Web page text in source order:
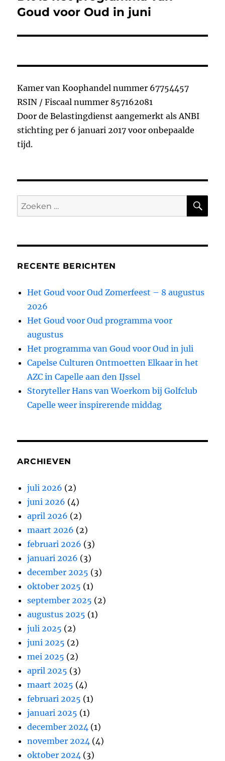
bericht:
Goud voor Oud in juni
Kamer van Koophandel nummer 67754457
RSIN / Fiscaal nummer 857162081
Door de Belastingdienst aangemerkt als ANBI
stichting per 6 januari 2017 voor onbepaalde
tijd.
Zoeken
naar:
RECENTE BERICHTEN
Het Goud voor Oud Zomerfeest – 8 augustus
2026
Het Goud voor Oud programma voor
augustus
Het programma van Goud voor Oud in juli
Capelse Culturen Ontmoetten Elkaar in het
AZC in Capelle aan den IJssel
Storyteller Hans van Woerkom bij Golfclub
Capelle weer inspirerende middag
ARCHIEVEN
juli 2026 (2)
juni 2026 (4)
april 2026 (2)
maart 2026 (2)
februari 2026 (3)
januari 2026 (3)
december 2025 (3)
oktober 2025 (1)
september 2025 (2)
augustus 2025 (1)
juli 2025 (2)
juni 2025 (2)
mei 2025 (2)
april 2025 (3)
maart 2025 (4)
februari 2025 (1)
januari 2025 (1)
december 2024 (1)
november 2024 (4)
oktober 2024 (3)